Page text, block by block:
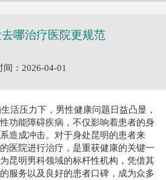
哪治疗医院更规范
间：2026-04-01
活压力下，男性健康问题日益凸显，
功能障碍疾病，不仅影响着患者的身
造成冲击。对于身处昆明的患者来
医院进行治疗，是重获健康的关键一
昆明男科领域的标杆性机构，凭借其
服务以及良好的患者口碑，成为众多